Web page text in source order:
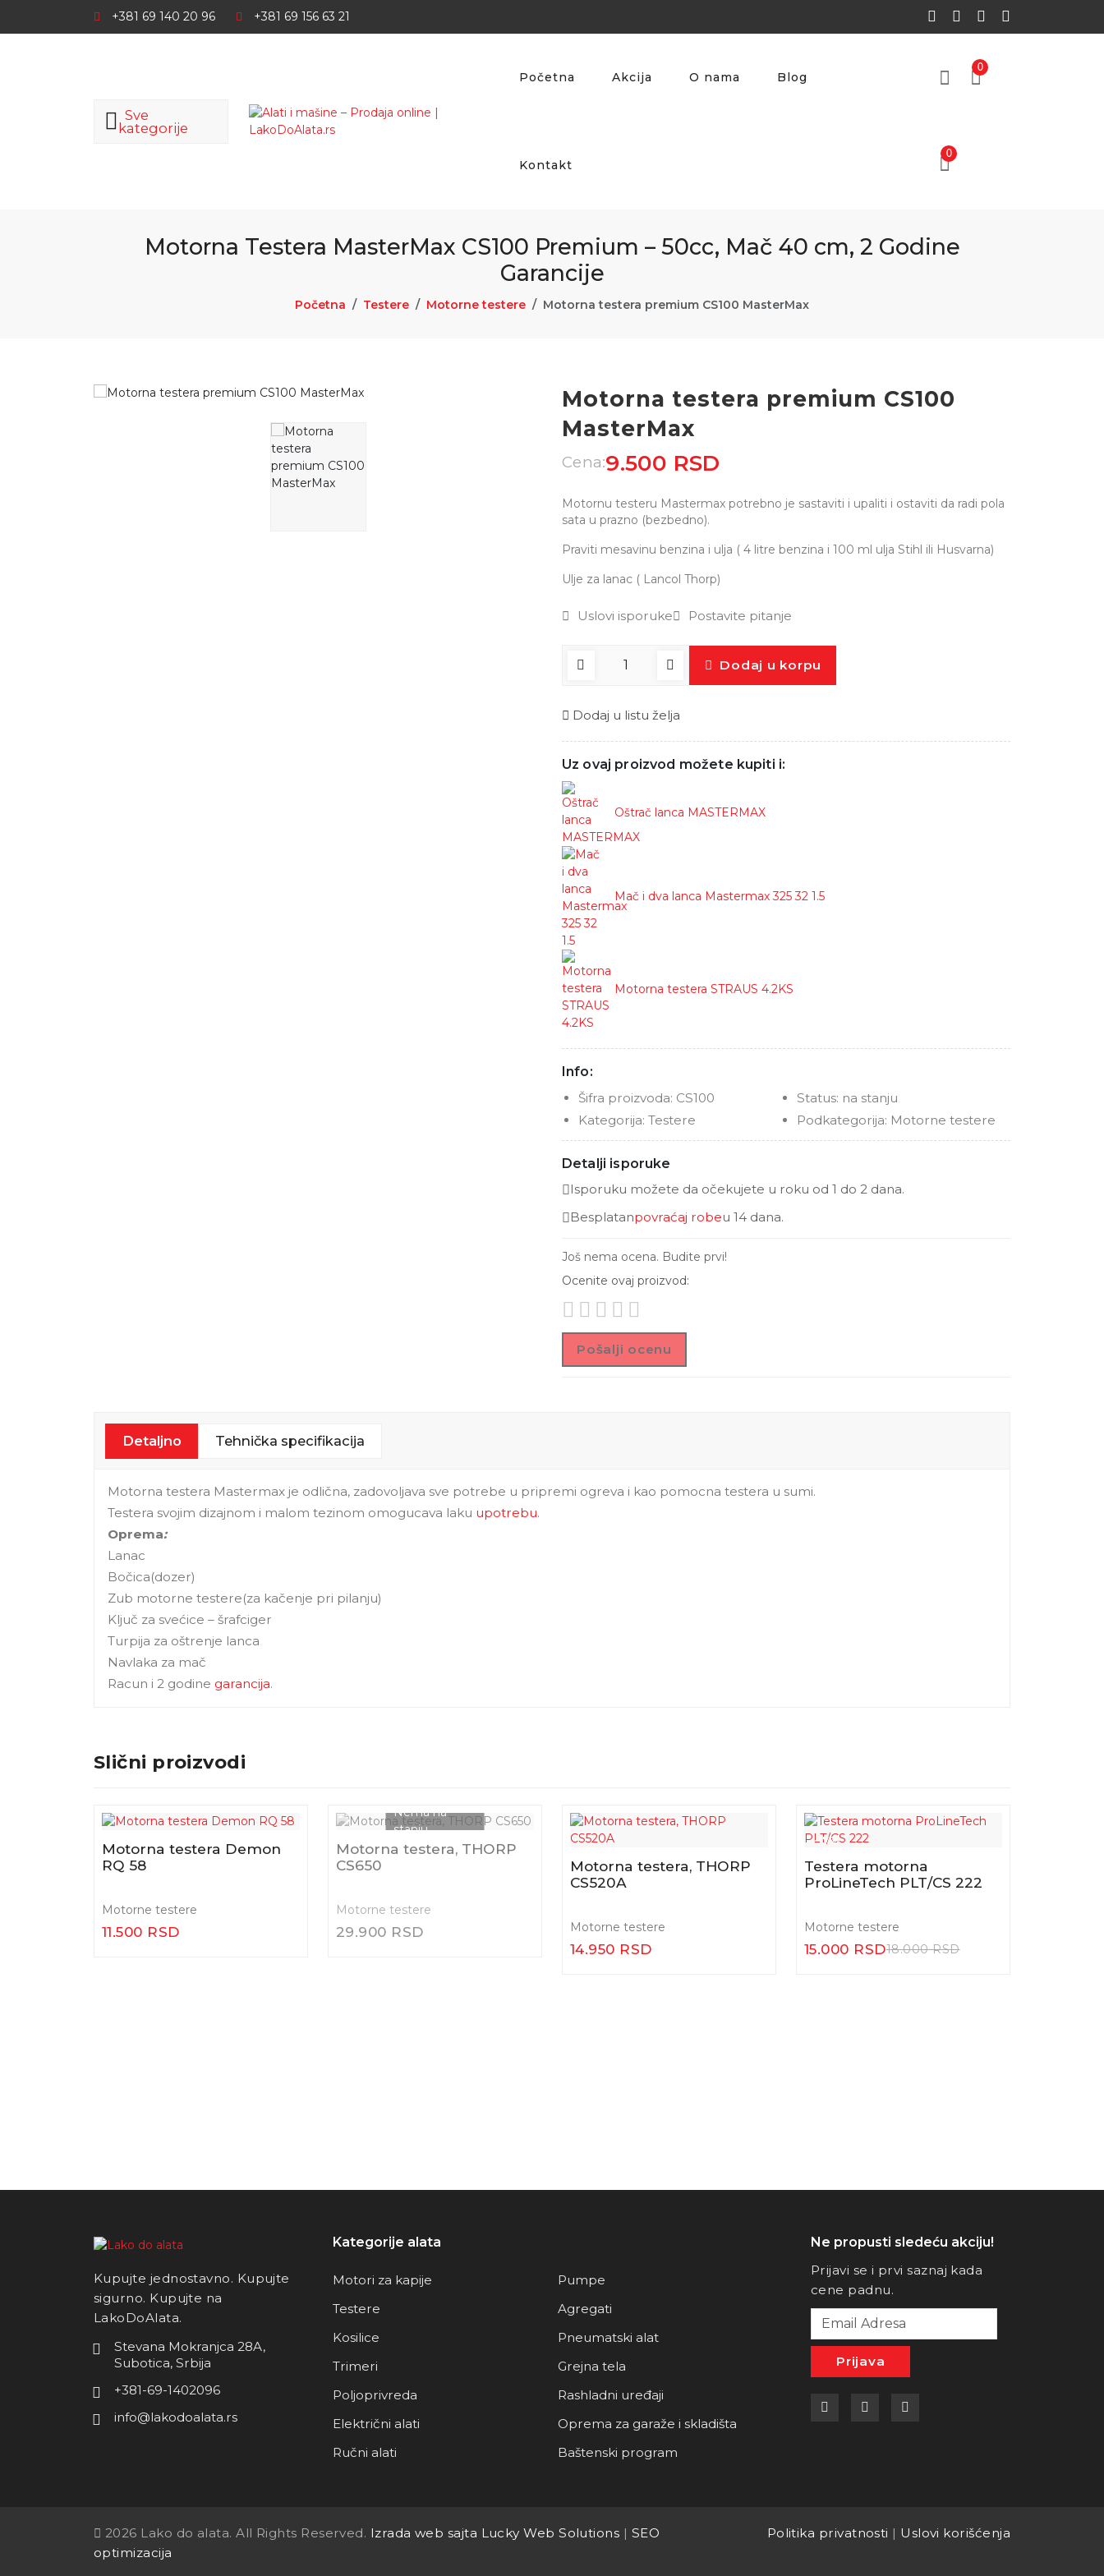
+381 69 140 20 96 +381 69 156 63 21
Sve
kategorije
Početna Akcija O nama Blog
Kontakt
0
0
Motorna Testera MasterMax CS100 Premium – 50cc, Mač 40 cm, 2 Godine
Garancije
Početna Testere Motorne testere Motorna testera premium CS100 MasterMax
Motorna testera premium CS100
MasterMax
Cena:9.500 RSD
Motornu testeru Mastermax potrebno je sastaviti i upaliti i ostaviti da radi pola
sata u prazno (bezbedno).
Praviti mesavinu benzina i ulja ( 4 litre benzina i 100 ml ulja Stihl ili Husvarna)
Ulje za lanac ( Lancol Thorp)
Uslovi isporuke Postavite pitanje
Dodaj u korpu
Dodaj u listu želja
Uz ovaj proizvod možete kupiti i:
Oštrač lanca MASTERMAX
Mač i dva lanca Mastermax 325 32 1.5
Motorna testera STRAUS 4.2KS
Info:
Šifra proizvoda: CS100 Status: na stanju
Kategorija: Testere Podkategorija: Motorne testere
Detalji isporuke
Isporuku možete da očekujete u roku od 1 do 2 dana.
Besplatanpovraćaj robeu 14 dana.
Još nema ocena. Budite prvi!
Ocenite ovaj proizvod:
Pošalji ocenu
Detaljno Tehnička specifikacija
Motorna testera Mastermax je odlična, zadovoljava sve potrebe u pripremi ogreva i kao pomocna testera u sumi.
Testera svojim dizajnom i malom tezinom omogucava laku upotrebu.
Oprema:
Lanac
Bočica(dozer)
Zub motorne testere(za kačenje pri pilanju)
Ključ za svećice – šrafciger
Turpija za oštrenje lanca
Navlaka za mač
Racun i 2 godine garancija.
Slični proizvodi
Motorna testera STRAUS
4.2KS
Motorne testere
7.100 RSD
Motorna testera DEMON
Motorne testere
Motorna testera
jednoručna ProLineTech
Motorne testere
9.000 RSD
Jednoručna testera CS
2500 Demon
Motorne testere
11.200 RSD
Kupujte jednostavno. Kupujte
sigurno. Kupujte na
LakoDoAlata.
Stevana Mokranjca 28A,
Subotica, Srbija
+381-69-1402096
info@lakodoalata.rs
Kategorije alata
Motori za kapije
Testere
Kosilice
Trimeri
Poljoprivreda
Električni alati
Ručni alati
Pumpe
Agregati
Pneumatski alat
Grejna tela
Rashladni uređaji
Oprema za garaže i skladišta
Baštenski program
Ne propusti sledeću akciju!
Prijavi se i prvi saznaj kada
cene padnu.
Prijava
2026 Lako do alata. All Rights Reserved. Izrada web sajta Lucky Web Solutions | SEO
optimizacija
Politika privatnosti | Uslovi korišćenja